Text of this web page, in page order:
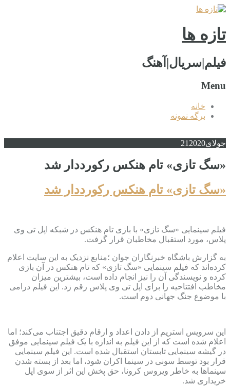
تازه ها
فیلم|سریال|آهنگ
Menu
خانه
برگه نمونه
جولای 21 2020
«سگ تازی» تام هنکس رکورددار شد
«سگ تازی» تام هنکس رکورددار شد
فیلم سینمایی «سگ تازی» با بازی تام هنکس در شبکه اپل تی وی
پلاس، مورد استقبال مخاطبان قرار گرفت.
به گزارش باشگاه خبرنگاران جوان ؛منابع نزدیک به این سایت اعلام
کرده‌اند که فیلم سینمایی «سگ تازی» که تام هنکس در آن بازی
کرده و نویسندگی آن را نیز انجام داده است، بیشترین میزان
مخاطب افتتاحیه را برای اپل تی وی پلاس رقم زد. این فیلم درامی
با موضوع جنگ جهانی دوم است.
این سرویس استریم از دادن اعداد و ارقام دقیق اجتناب می‌کند؛ اما
اعلام شده است که از این فیلم به اندازه با یک فیلم سینمایی موفق
در گیشه سینمایی تابستان استقبال شده است. این فیلم سینمایی
قرار بود توسط سونی در سینما اکران شود، اما بعد از بسته شدن
سینماها به خاطر ویروس کرونا، حق پخش این اثر از سوی اپل
خریداری شد.